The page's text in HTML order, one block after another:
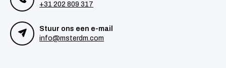
+31 202 809 317
Stuur ons een e-mail
info@msterdm.com